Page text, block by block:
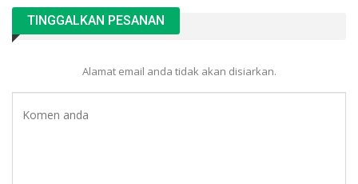
TINGGALKAN PESANAN
Alamat email anda tidak akan disiarkan.